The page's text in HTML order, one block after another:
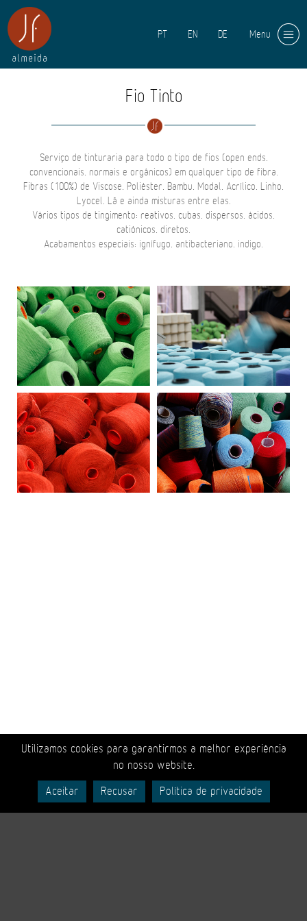
Menu
PT EN DE
Fio Tinto
Serviço de tinturaria para todo o tipo de fios (open ends,
convencionais, normais e orgânicos) em qualquer tipo de fibra.
Fibras (100%) de Viscose, Poliéster, Bambu, Modal, Acrílico, Linho,
Lyocel, Lã e ainda misturas entre elas.
Vários tipos de tingimento: reativos, cubas, dispersos, ácidos,
catiónicos, diretos.
Acabamentos especiais: ignífugo, antibacteriano, indigo.
Utilizamos cookies para garantirmos a melhor experiência
no nosso website.
Aceitar Recusar Política de privacidade